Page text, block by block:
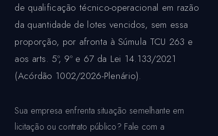
de qualificação técnico-operacional em razão
da quantidade de lotes vencidos, sem essa
proporção, por afronta à Súmula TCU 263 e
aos arts. 5º, 9º e 67 da Lei 14.133/2021
(Acórdão 1002/2026-Plenário).
Sua empresa enfrenta situação semelhante em
licitação ou contrato público? Fale com a